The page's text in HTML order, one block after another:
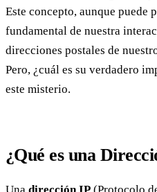
Este concepto, aunque puede
fundamental de nuestra
direcciones postales de
Pero, ¿cuál es su verdadero
este misterio.
¿Qué es una